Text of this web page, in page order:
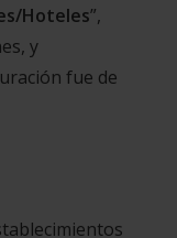
Hoteles”,
y
fue de